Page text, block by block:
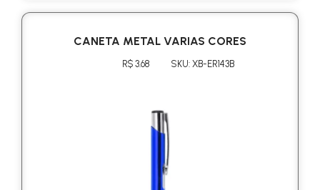
CANETA METAL VARIAS CORES
R$ 3.68 SKU: XB-ER143B